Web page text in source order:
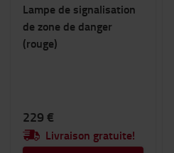
Lampe de signalisation
de zone de danger
(rouge)
229 €
Livraison gratuite!